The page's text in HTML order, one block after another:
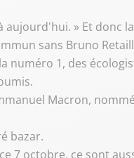
aujourd'hui. » Et donc
sans Bruno
numéro 1, des
Macron,
bazar.
7 octobre, ce sont